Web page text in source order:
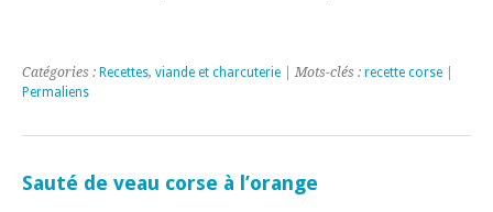
Catégories : Recettes, viande et charcuterie | Mots-clés : recette corse
Permaliens
Sauté de veau corse à l’orange